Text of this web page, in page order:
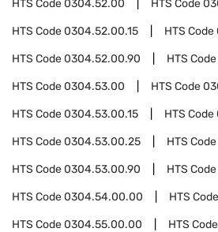
HTS Code0304.52.00 HTS Code
HTS Code0304.52.00.15 HTS Code
HTS Code0304.52.00.90 HTS Code
HTS Code0304.53.00 HTS Code
HTS Code0304.53.00.15 HTS Code
HTS Code0304.53.00.25 HTS Code
HTS Code0304.53.00.90 HTS Code
HTS Code0304.54.00.00 HTS Code
HTS Code0304.55.00.00 HTS Code